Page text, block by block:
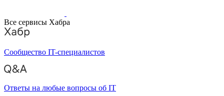
Все сервисы Хабра
Сообщество IT-специалистов
Ответы на любые вопросы об IT